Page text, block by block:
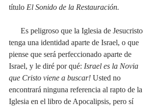
título El Sonido de la Restauración.
tenga una identidad aparte de Israel, o que
piense que será perfeccionado aparte de
Israel, y le diré por qué: Israel es la Novia
que Cristo viene a buscar! Usted no
encontrará ninguna referencia al rapto de la
Iglesia en el libro de Apocalipsis, pero sí